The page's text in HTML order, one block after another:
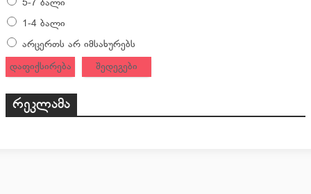
5-7 ბალი
1-4 ბალი
არცერთს არ იმსახურებს
დაფიქსირება
შედეგები
რეკლამა